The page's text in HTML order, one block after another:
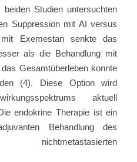
Studien untersuchten
Suppression mit AI versus
Exemestan senkte das
als die Behandlung mit
Gesamtüberleben konnte
(4). Diese Option wird
aktuell
endokrine Therapie ist ein
Behandlung des
nichtmetastasierten